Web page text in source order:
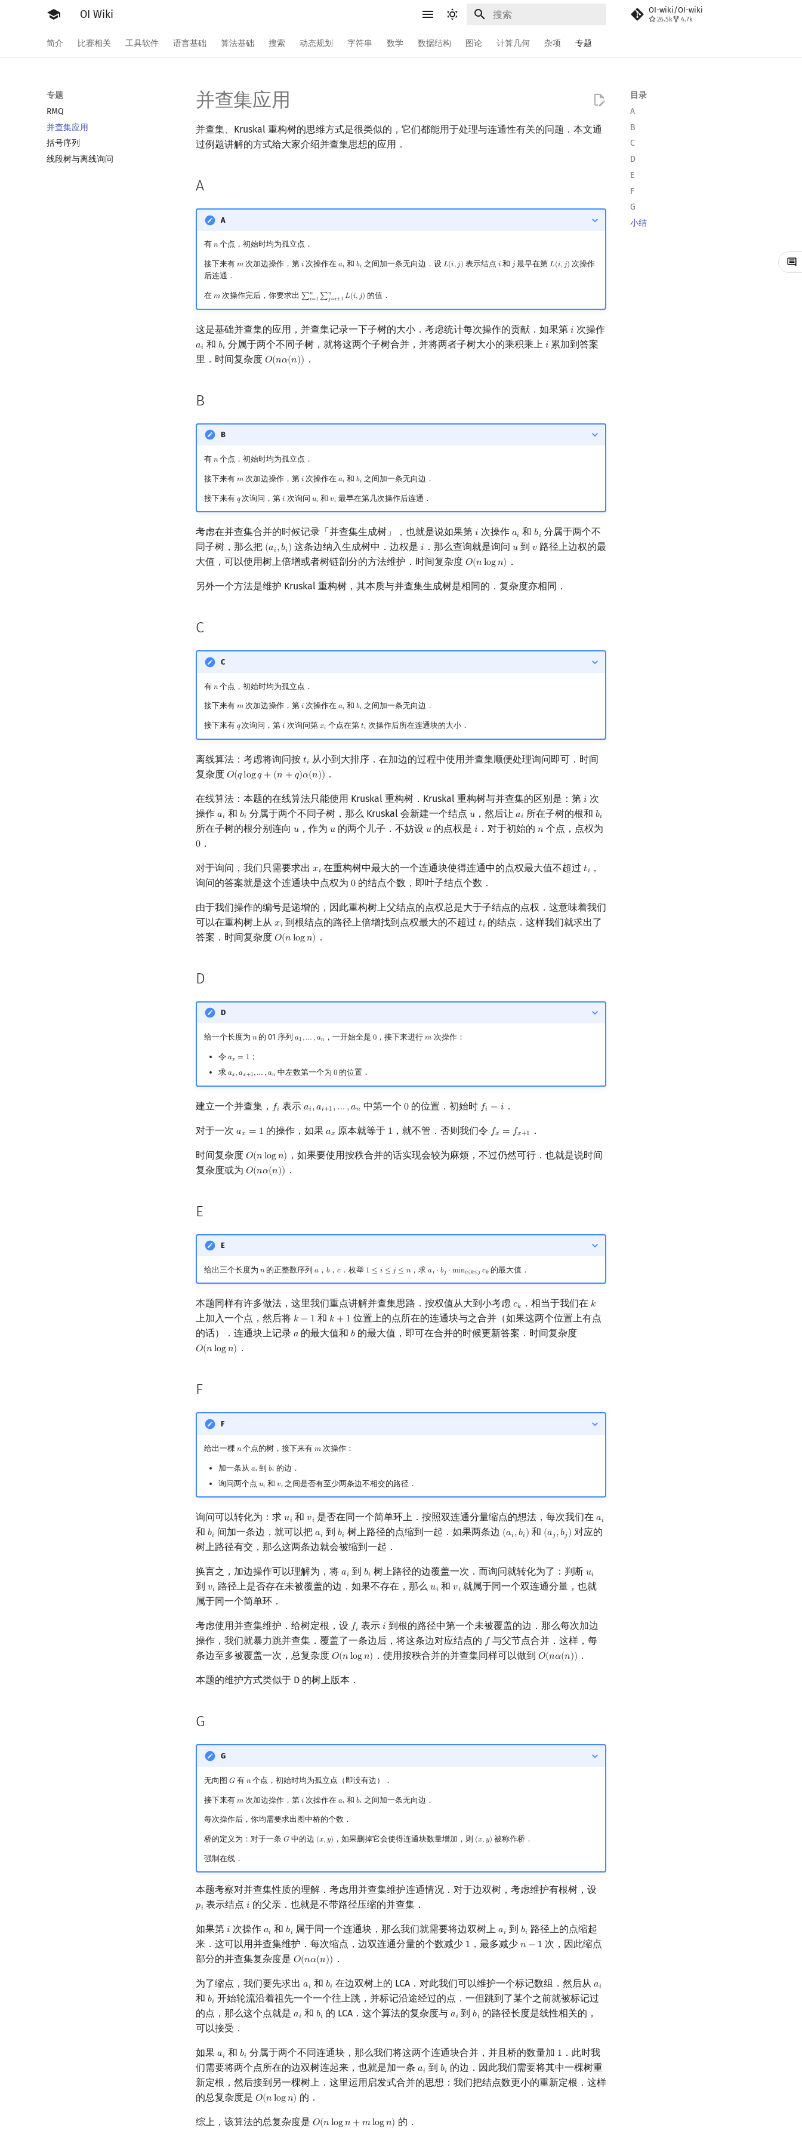
OI Wiki OI-wiki/OI-wiki
26.5k 4.7k
简介 比赛相关 工具软件 语言基础 算法基础 搜索 动态规划 字符串 数学 数据结构 图论 计算几何 杂项 专题
专题
RMQ
并查集应用
括号序列
线段树与离线询问
目录
A
B
C
D
E
F
G
小结
并查集应用
并查集、Kruskal 重构树的思维方式是很类似的，它们都能用于处理与连通性有关的问题．本文通
过例题讲解的方式给大家介绍并查集思想的应用．
A
A
有 𝑛
n个点，初始时均为孤立点．
接下来有 𝑚
m次加边操作，第 𝑖i 次操作在𝑎𝑖
ai 和𝑏𝑖
bi 之间加一条无向边．设 𝐿(𝑖,𝑗)
L(i,j) 表示结点 𝑖i 和 𝑗
j 最早在第𝐿(𝑖,𝑗)
L(i,j )
次操作
后连通．
在 𝑚
m次操作完后，你要求出 ∑𝑛
𝑖=1 ∑𝑛
𝑗=𝑖+1 𝐿(𝑖,𝑗)
∑i =1n ∑j =i+1nL(i,j) 的值．
这是基础并查集的应用，并查集记录一下子树的大小．考虑统计每次操作的贡献．如果第 𝑖
i 次操作
𝑎𝑖
ai 和 𝑏𝑖
bi 分属于两个不同子树，就将这两个子树合并，并将两者子树大小的乘积乘上 𝑖
i 累加到答案
里．时间复杂度 𝑂(𝑛𝛼(𝑛))
O(nα(n)) ．
B
B
有 𝑛
n个点，初始时均为孤立点．
接下来有 𝑚
m次加边操作，第 𝑖i 次操作在𝑎𝑖
ai 和𝑏𝑖
bi 之间加一条无向边．
接下来有 𝑞
q次询问，第𝑖i 次询问 𝑢𝑖
ui 和𝑣𝑖
vi 最早在第几次操作后连通．
考虑在并查集合并的时候记录「并查集生成树」，也就是说如果第 𝑖
i 次操作 𝑎𝑖
ai 和𝑏𝑖
bi 分属于两个不
同子树，那么把 (𝑎𝑖,𝑏𝑖)
(ai,bi) 这条边纳入生成树中．边权是𝑖
i ．那么查询就是询问 𝑢
u到 𝑣
v路径上边权的最
大值，可以使用树上倍增或者树链剖分的方法维护．时间复杂度 𝑂(𝑛log𝑛)
O(nlogn) ．
另外一个方法是维护 Kruskal 重构树，其本质与并查集生成树是相同的．复杂度亦相同．
C
C
有 𝑛
n个点，初始时均为孤立点．
接下来有 𝑚
m次加边操作，第 𝑖i 次操作在𝑎𝑖
ai 和𝑏𝑖
bi 之间加一条无向边．
接下来有 𝑞
q次询问，第𝑖i 次询问第 𝑥𝑖
xi 个点在第𝑡𝑖
ti 次操作后所在连通块的大小．
离线算法：考虑将询问按 𝑡𝑖
ti 从小到大排序．在加边的过程中使用并查集顺便处理询问即可．时间
复杂度 𝑂(𝑞log𝑞+ (𝑛 +𝑞)𝛼(𝑛))
O(qlogq+(n+q )α (n)) ．
在线算法：本题的在线算法只能使用 Kruskal 重构树．Kruskal 重构树与并查集的区别是：第 𝑖
i 次
操作 𝑎𝑖
ai 和 𝑏𝑖
bi 分属于两个不同子树，那么 Kruskal 会新建一个结点 𝑢
u，然后让 𝑎𝑖
ai 所在子树的根和 𝑏𝑖
bi
所在子树的根分别连向 𝑢
u ，作为𝑢
u 的两个儿子．不妨设𝑢
u 的点权是𝑖
i ．对于初始的 𝑛
n 个点，点权为
0
0 ．
对于询问，我们只需要求出 𝑥𝑖
xi 在重构树中最大的一个连通块使得连通中的点权最大值不超过𝑡𝑖
ti ，
询问的答案就是这个连通块中点权为 0
0 的结点个数，即叶子结点个数．
由于我们操作的编号是递增的，因此重构树上父结点的点权总是大于子结点的点权．这意味着我们
可以在重构树上从 𝑥𝑖
xi 到根结点的路径上倍增找到点权最大的不超过𝑡𝑖
ti 的结点．这样我们就求出了
答案．时间复杂度 𝑂(𝑛log𝑛)
O(nlogn) ．
D
D
给一个长度为 𝑛
n的 01 序列𝑎1 ,… ,𝑎𝑛
a1 ,…,a n ，一开始全是 0
0 ，接下来进行𝑚
m 次操作：
令 𝑎𝑥 = 1
ax =1
；
求 𝑎𝑥,𝑎𝑥+1,… ,𝑎𝑛
ax, ax+1,…,a n 中左数第一个为0
0 的位置．
建立一个并查集， 𝑓𝑖
f 表示𝑎𝑖,𝑎𝑖+1,… ,𝑎𝑛
ai,ai+1,…,an 中第一个 0
0的位置．初始时 𝑓𝑖 = 𝑖
f= i ．
对于一次 𝑎𝑥 = 1
ax =1 的操作，如果 𝑎𝑥
ax 原本就等于 1
1 ，就不管．否则我们令 𝑓𝑥 = 𝑓𝑥+1
fx= fx +1 ．
时间复杂度 𝑂(𝑛log𝑛)
O(nlogn)
，如果要使用按秩合并的话实现会较为麻烦，不过仍然可行．也就是说时间
复杂度或为 𝑂(𝑛𝛼(𝑛))
O(nα(n)) ．
E
E
给出三个长度为 𝑛
n的正整数序列𝑎
a， 𝑏
b，𝑐
c．枚举 1 ≤ 𝑖 ≤ 𝑗 ≤ 𝑛
1≤i≤ j≤ n ，求𝑎𝑖 ⋅ 𝑏𝑗 ⋅ min𝑖≤𝑘≤𝑗 𝑐𝑘
ai bj⋅mini≤k≤jck 的最大值．
本题同样有许多做法，这里我们重点讲解并查集思路．按权值从大到小考虑 𝑐𝑘
ck ．相当于我们在 𝑘
k
上加入一个点，然后将 𝑘 − 1
k−1 和 𝑘 + 1
k+1
位置上的点所在的连通块与之合并（如果这两个位置上有点
的话）．连通块上记录 𝑎
a 的最大值和𝑏
b 的最大值，即可在合并的时候更新答案．时间复杂度
𝑂(𝑛log𝑛)
O(nlogn) ．
F
F
给出一棵 𝑛
n个点的树，接下来有𝑚
m 次操作：
加一条从 𝑎𝑖
ai 到𝑏𝑖
bi 的边．
询问两个点 𝑢𝑖
ui 和 𝑣𝑖
vi 之间是否有至少两条边不相交的路径．
询问可以转化为：求 𝑢𝑖
ui 和𝑣𝑖
vi 是否在同一个简单环上．按照双连通分量缩点的想法，每次我们在𝑎𝑖
ai
和 𝑏𝑖
bi 间加一条边，就可以把𝑎𝑖
ai 到 𝑏𝑖
bi 树上路径的点缩到一起．如果两条边 (𝑎𝑖,𝑏𝑖)
(ai,bi) 和 (𝑎𝑗,𝑏𝑗)
(aj,bj) 对应的
树上路径有交，那么这两条边就会被缩到一起．
换言之，加边操作可以理解为，将 𝑎𝑖
ai 到 𝑏𝑖
bi 树上路径的边覆盖一次．而询问就转化为了：判断 𝑢𝑖
ui
到 𝑣𝑖
vi 路径上是否存在未被覆盖的边．如果不存在，那么 𝑢𝑖
ui 和𝑣𝑖
vi 就属于同一个双连通分量，也就
属于同一个简单环．
考虑使用并查集维护．给树定根，设 𝑓𝑖
f 表示𝑖
i 到根的路径中第一个未被覆盖的边．那么每次加边
操作，我们就暴力跳并查集．覆盖了一条边后，将这条边对应结点的 𝑓
f 与父节点合并．这样，每
条边至多被覆盖一次，总复杂度 𝑂(𝑛log𝑛)
O(nlogn) ．使用按秩合并的并查集同样可以做到 𝑂(𝑛𝛼(𝑛))
O(nα(n)) ．
本题的维护方式类似于 D 的树上版本．
G
G
无向图 𝐺
G有 𝑛
n个点，初始时均为孤立点（即没有边）．
接下来有 𝑚
m次加边操作，第 𝑖i 次操作在𝑎𝑖
ai 和𝑏𝑖
bi 之间加一条无向边．
每次操作后，你均需要求出图中桥的个数．
桥的定义为：对于一条 𝐺
G中的边 (𝑥,𝑦)
(x,y ) ，如果删掉它会使得连通块数量增加，则 (𝑥,𝑦)
(x,y ) 被称作桥．
强制在线．
本题考察对并查集性质的理解．考虑用并查集维护连通情况．对于边双树，考虑维护有根树，设
𝑝𝑖
pi 表示结点𝑖
i 的父亲．也就是不带路径压缩的并查集．
如果第 𝑖
i 次操作 𝑎𝑖
ai 和𝑏𝑖
bi 属于同一个连通块，那么我们就需要将边双树上𝑎𝑖
ai 到 𝑏𝑖
bi 路径上的点缩起
来．这可以用并查集维护．每次缩点，边双连通分量的个数减少 1
1 ，最多减少 𝑛 − 1
n −1
次，因此缩点
部分的并查集复杂度是 𝑂(𝑛𝛼(𝑛))
O(nα(n)) ．
为了缩点，我们要先求出 𝑎𝑖
ai 和 𝑏𝑖
bi 在边双树上的 LCA．对此我们可以维护一个标记数组．然后从 𝑎𝑖
ai
和 𝑏𝑖
bi 开始轮流沿着祖先一个一个往上跳，并标记沿途经过的点．一但跳到了某个之前就被标记过
的点，那么这个点就是 𝑎𝑖
ai 和 𝑏𝑖
bi 的 LCA．这个算法的复杂度与 𝑎𝑖
ai 到𝑏𝑖
bi 的路径长度是线性相关的，
可以接受．
如果 𝑎𝑖
ai 和 𝑏𝑖
bi 分属于两个不同连通块，那么我们将这两个连通块合并，并且桥的数量加 1
1 ．此时我
们需要将两个点所在的边双树连起来，也就是加一条 𝑎𝑖
ai 到 𝑏𝑖
bi 的边．因此我们需要将其中一棵树重
新定根，然后接到另一棵树上．这里运用启发式合并的思想：我们把结点数更小的重新定根．这样
的总复杂度是 𝑂(𝑛log𝑛)
O(nlogn) 的．
综上，该算法的总复杂度是 𝑂(𝑛log𝑛 +𝑚log𝑛)
O(nlogn+ mlogn) 的．